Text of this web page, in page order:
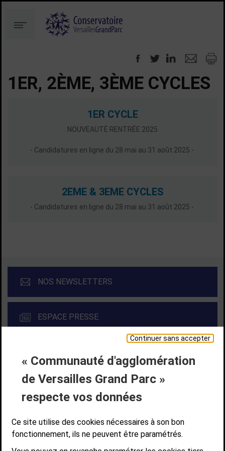
Continuer sans accepter
« Communauté d'agglomération
de Versailles Grand Parc »
respecte vos données
Ce site utilise des cookies nécessaires à son bon
fonctionnement, ils ne peuvent être paramétrés.
au
contenu
à
Menu
1ER, 2ÈME, 3ÈME CYCLES
1ER CYCLE
NOUVEAUTÉ RENTRÉE 2025
- Candidatures en ligne du 28 mai au 31 août 2025 -
2EME & 3EME CYCLES
- Candidatures en ligne du 28 mai au 31 août 2025 -
NOS NEWSLETTERS
ESPACE PRESSE
Liens bas de page
CONTACT MENTIONS LÉGALES
PLAN DE SITE
ACCESSIBILITÉ NUMÉRIQUE
GESTION DES COOKIES
Suivez-nous
SUIVEZ-NOUS SUR